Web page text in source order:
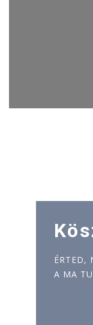
A MA